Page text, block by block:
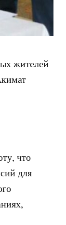
жителей
что
для